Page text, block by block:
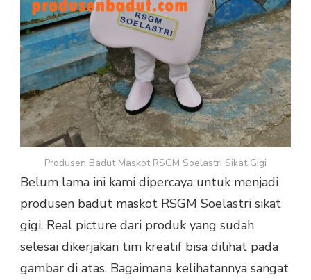
Produsen Badut Maskot RSGM Soelastri Sikat Gigi
Belum lama ini kami dipercaya untuk menjadi
produsen badut maskot RSGM Soelastri sikat
gigi. Real picture dari produk yang sudah
selesai dikerjakan tim kreatif bisa dilihat pada
gambar di atas. Bagaimana kelihatannya sangat